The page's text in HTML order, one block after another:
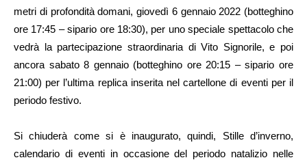
metri di profondità domani, giovedì 6 gennaio 2022 (botteghino
ore 17:45 – sipario ore 18:30), per uno speciale spettacolo che
vedrà la partecipazione straordinaria di Vito Signorile, e poi
ancora sabato 8 gennaio (botteghino ore 20:15 – sipario ore
21:00) per l’ultima replica inserita nel cartellone di eventi per il
periodo festivo.
Si chiuderà come si è inaugurato, quindi, Stille d’inverno,
calendario di eventi in occasione del periodo natalizio nelle